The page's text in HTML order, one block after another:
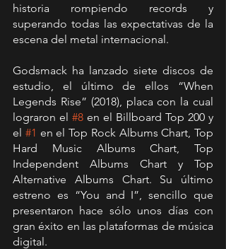
historia rompiendo records y
superando todas las expectativas de la
escena del metal internacional.
Godsmack ha lanzado siete discos de
estudio, el último de ellos “When
Legends Rise” (2018), placa con la cual
lograron el #8 en el Billboard Top 200 y
el #1 en el Top Rock Albums Chart, Top
Hard Music Albums Chart, Top
Independent Albums Chart y Top
Alternative Albums Chart. Su último
estreno es “You and I”, sencillo que
presentaron hace sólo unos días con
gran éxito en las plataformas de música
digital.